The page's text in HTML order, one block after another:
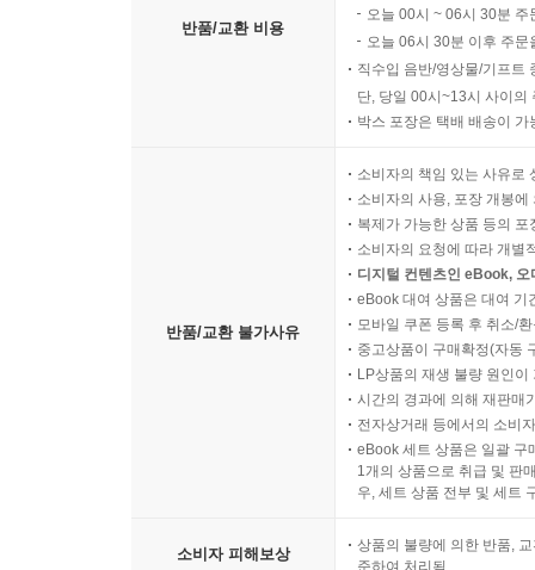
반품/교환 비용
오늘 00시 ~ 06시 30분
오늘 06시 30분 이후 주
직수입 음반/영상물/기프트
단, 당일 00시~13시 사이의
박스 포장은 택배 배송이
반품/교환 불가사유
소비자의 책임 있는 사유로
소비자의 사용, 포장 개봉
복제가 가능한 상품 등의
소비자의 요청에 따라 개별
디지털 컨텐츠인 eBook,
eBook 대여 상품은 대여 기
모바일 쿠폰 등록 후 취소/
중고상품이 구매확정(자동
LP상품의 재생 불량 원인
시간의 경과에 의해 재판매
전자상거래 등에서의 소비
eBook 세트 상품은 일괄 구
1개의 상품으로 취급 및 판
우, 세트 상품 전부 및 세트
소비자 피해보상
상품의 불량에 의한 반품,
준하여 처리됨